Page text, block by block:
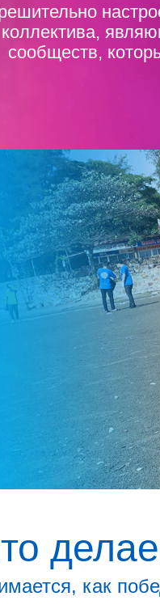
коллектива,
сообществ,
как